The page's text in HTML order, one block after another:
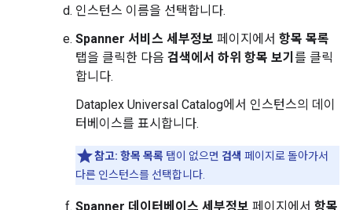
인스턴스 이름을 선택합니다.
Spanner 서비스 세부정보 페이지에서 항목 목록
탭을 클릭한 다음 검색에서 하위 항목 보기 를 클릭
합니다.
Dataplex Universal Catalog에서 인스턴스의 데이
터베이스를 표시합니다.
참고: 항목 목록 탭이 없으면 검색 페이지로 돌아가서
다른 인스턴스를 선택합니다.
Spanner 데이터베이스 세부정보 페이지에서 항목